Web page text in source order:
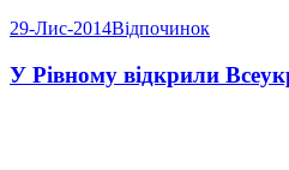
29-Лис-2014Відпочинок
У Рівному відкрили